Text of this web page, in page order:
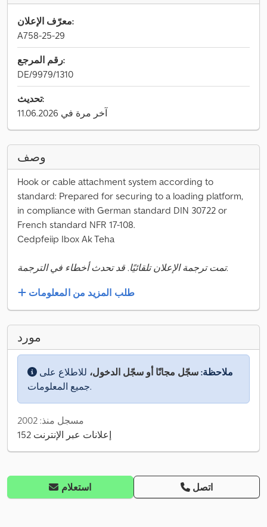
معرّف الإعلان:
A758-25-29
رقم المرجع:
DE/9979/1310
تحديث:
آخر مرة في 11.06.2026
وصف
Hook or cable attachment system according to
standard: Prepared for securing to a loading platform,
in compliance with German standard DIN 30722 or
French standard NFR 17-108.
Cedpfeiip Ibox Ak Teha
تمت ترجمة الإعلان تلقائيًا. قد تحدث أخطاء في الترجمة.
طلب المزيد من المعلومات
مورد
ملاحظة: سجّل مجانًا أو سجّل الدخول، للاطلاع على
جميع المعلومات.
مسجل منذ: 2002
152 إعلانات عبر الإنترنت
استعلام اتصل